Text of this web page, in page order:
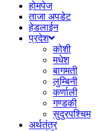
होमपेज
ताजा अपडेट
हेडलाईन
प्रदेश
कोशी
मधेश
बागमती
लुम्बिनी
कर्णाली
गण्डकी
सुदुरपश्चिम
अर्थतंत्र